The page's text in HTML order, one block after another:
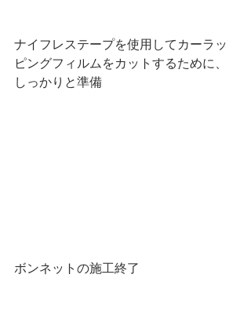
ナイフレステープを使用してカーラッ
ピングフィルムをカットするために、
しっかりと準備
ボンネットの施工終了